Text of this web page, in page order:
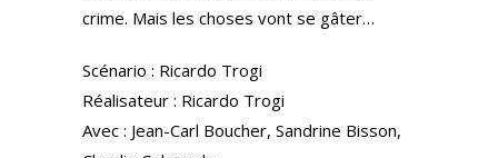
crime. Mais les choses vont se gâter…
Scénario : Ricardo Trogi
Réalisateur : Ricardo Trogi
Avec : Jean-Carl Boucher, Sandrine Bisson,